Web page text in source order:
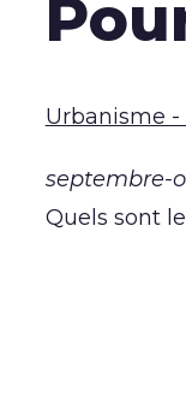
Urbanisme
septembre-
Quels sont